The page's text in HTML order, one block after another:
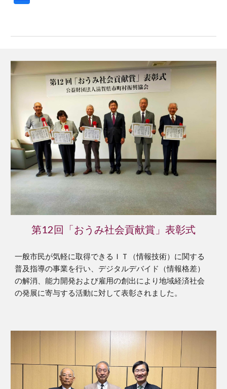
第12回「おうみ社会貢献賞」表彰式
一般市民が気軽に取得できるＩＴ（情報技術）に関する
普及指導の事業を行い、デジタルデバイド（情報格差）
の解消、能力開発および雇用の創出により地域経済社会
の発展に寄与する活動に対して表彰されました。